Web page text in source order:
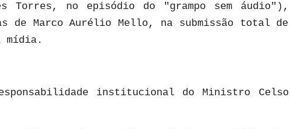
Torres, no episódio do "grampo sem áudio"),
de Marco Aurélio Mello, na submissão total de
mídia.
institucional do Ministro Celso